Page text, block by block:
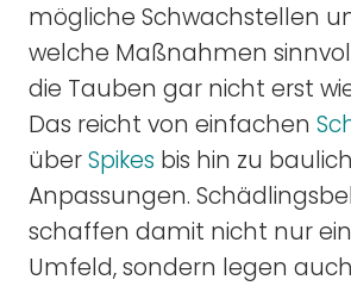
mögliche Schwachstellen
welche Maßnahmen
die Tauben gar nicht erst
Das reicht von einfachen
überSpikes bis hin zu
Anpassungen.
schaffen damit nicht nur
Umfeld, sondern legen